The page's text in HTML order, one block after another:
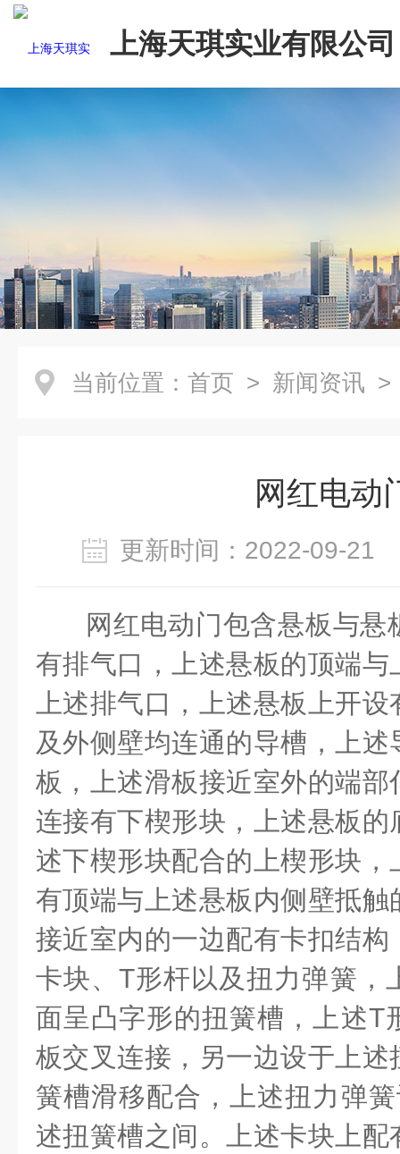
上海天琪实业有限公司
当前位置： 首页 > 新闻资讯 >
网红电动
更新时间：2022-09-
网红电动门包含悬板与
有排气口，上述悬板的顶端
上述排气口，上述悬板上开
及外侧壁均连通的导槽，上
板，上述滑板接近室外的端
连接有下楔形块，上述悬板
述下楔形块配合的上楔形块
有顶端与上述悬板内侧壁抵
接近室内的一边配有卡扣结
卡块、T形杆以及扭力弹簧，
面呈凸字形的扭簧槽，上述T
板交叉连接，另一边设于上
簧槽滑移配合，上述扭力弹
述扭簧槽之间。上述卡块上